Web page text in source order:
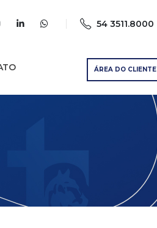
54 3511.8000
ÁREA DO CLIENTE